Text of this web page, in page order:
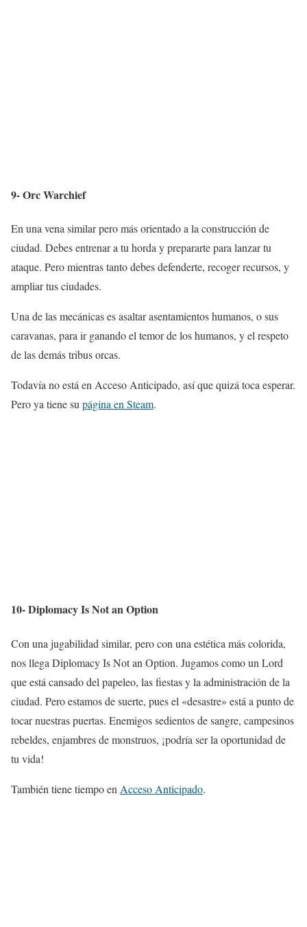
9- Orc Warchief
En una vena similar pero más orientado a la construcción de
ciudad. Debes entrenar a tu horda y prepararte para lanzar tu
ataque. Pero mientras tanto debes defenderte, recoger recursos, y
ampliar tus ciudades.
Una de las mecánicas es asaltar asentamientos humanos, o sus
caravanas, para ir ganando el temor de los humanos, y el respeto
de las demás tribus orcas.
Todavía no está en Acceso Anticipado, así que quizá toca esperar.
Pero ya tiene su página en Steam.
10- Diplomacy Is Not an Option
Con una jugabilidad similar, pero con una estética más colorida,
nos llega Diplomacy Is Not an Option. Jugamos como un Lord
que está cansado del papeleo, las fiestas y la administración de la
ciudad. Pero estamos de suerte, pues el «desastre» está a punto de
tocar nuestras puertas. Enemigos sedientos de sangre, campesinos
rebeldes, enjambres de monstruos, ¡podría ser la oportunidad de
tu vida!
También tiene tiempo en Acceso Anticipado.